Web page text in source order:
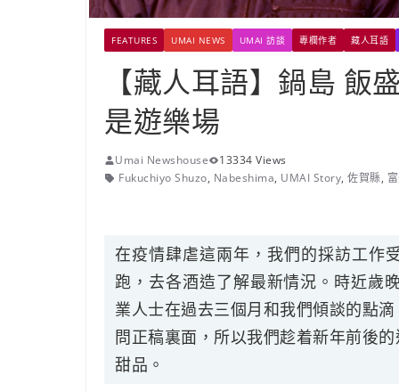
FEATURES UMAI NEWS UMAI 訪談 專欄作者 藏人耳語
【藏人耳語】鍋島 飯
是遊樂場
Umai Newshouse
13334 Views
Fukuchiyo Shuzo, Nabeshima, UMAI Story, 佐賀縣,
在疫情肆虐這兩年，我們的採訪工作
跑，去各酒造了解最新情況。時近歲
業人士在過去三個月和我們傾談的點
問正稿裏面，所以我們趁着新年前後
甜品。